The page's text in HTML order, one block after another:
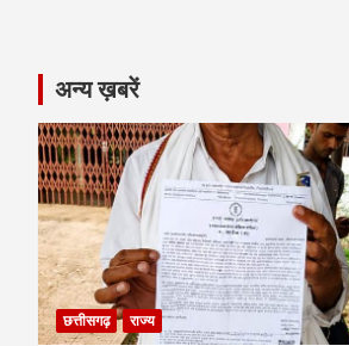
अन्य ख़बरें
छत्तीसगढ़ राज्य